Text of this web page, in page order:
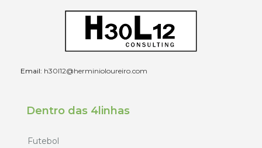
Email: h30l12@herminioloureiro.com
Dentro das 4linhas
Futebol